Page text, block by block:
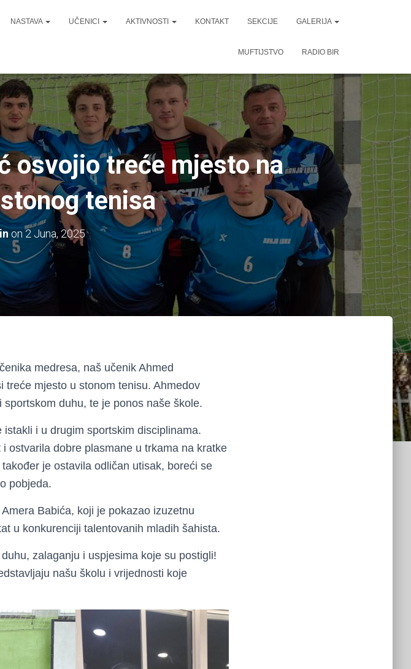
NASTAVA UČENICI AKTIVNOSTI KONTAKT SEKCIJE GALERIJA
MUFTIJSTVO RADIO BIR
osvojio treće mjesto na
tenisa
on2 Juna, 2025
medresa, naš učenik Ahmed
treće mjesto u stonom tenisu. Ahmedov
duhu, te je ponos naše škole.
i u drugim sportskim disciplinama.
i ostvarila dobre plasmane u trkama na kratke
je ostavila odličan utisak, boreći se
pobjeda.
Babića, koji je pokazao izuzetnu
u konkurenciji talentovanih mladih šahista.
zalaganju i uspjesima koje su postigli!
našu školu i vrijednosti koje